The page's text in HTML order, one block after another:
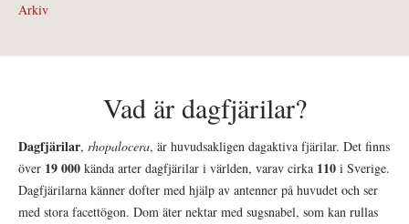
Arkiv
Vad är dagfjärilar?
Dagfjärilar, rhopalocera, är huvudsakligen dagaktiva fjärilar. Det finns
över 19 000 kända arter dagfjärilar i världen, varav cirka 110 i Sverige.
Dagfjärilarna känner dofter med hjälp av antenner på huvudet och ser
med stora facettögon. Dom äter nektar med sugsnabel, som kan rullas